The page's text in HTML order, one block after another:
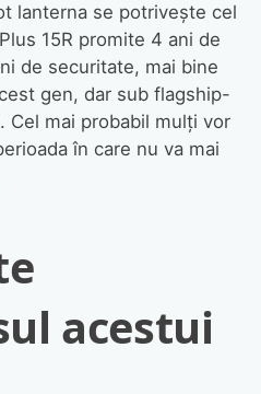
lanterna se potrivește cel
15R promite 4 ani de
de securitate, mai bine
gen, dar sub flagship-
Cel mai probabil mulți vor
în care nu va mai
acestui